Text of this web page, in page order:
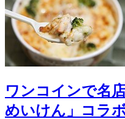
ワンコインで名
めいけん」コラ